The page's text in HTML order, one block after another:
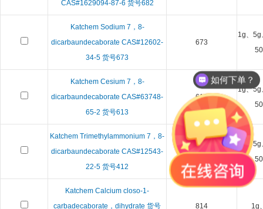
CAS#1629094-87-6 货号682
Katchem Sodium 7，8-
dicarbaundecaborate CAS#12602-
34-5 货号673
673
1g、
Katchem Cesium 7，8-
dicarbaundecaborate CAS#63748-
65-2 货号613
613
1g、5g
Katchem Trimethylammonium 7，8-
dicarbaundecaborate CAS#12543-
22-5 货号412
412
1g、5g
Katchem Calcium closo-1-
carbadecaborate，dihydrate 货号
814 1g
如何下单？